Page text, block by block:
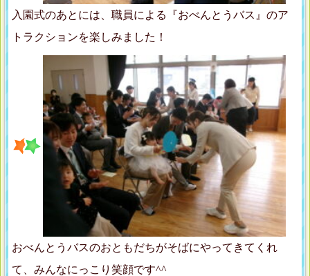
入園式のあとには、職員による『おべんとうバス』のア
トラクションを楽しみました！
おべんとうバスのおともだちがそばにやってきてくれ
て、みんなにっこり笑顔です^^